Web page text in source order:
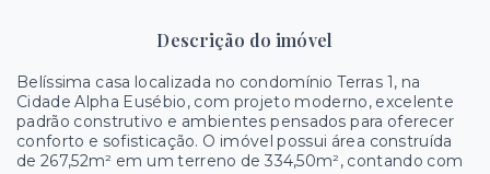
Descrição do imóvel
Belíssima casa localizada no condomínio Terras 1, na
Cidade Alpha Eusébio, com projeto moderno, excelente
padrão construtivo e ambientes pensados para oferecer
conforto e sofisticação. O imóvel possui área construída
de 267,52m² em um terreno de 334,50m², contando com